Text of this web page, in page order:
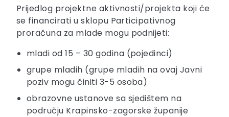
Prijedlog projektne aktivnosti/projekta koji će
se financirati u sklopu Participativnog
proračuna za mlade mogu podnijeti:
mladi od 15 – 30 godina (pojedinci)
grupe mladih (grupe mladih na ovaj Javni
poziv mogu činiti 3-5 osoba)
obrazovne ustanove sa sjedištem na
području Krapinsko-zagorske županije